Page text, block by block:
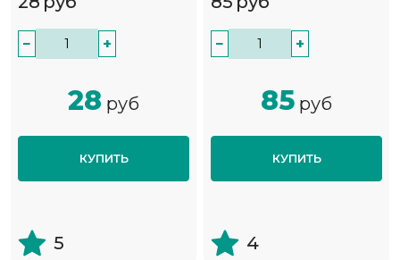
− +
28 руб
КУПИТЬ
5
− +
85 руб
КУПИТЬ
4